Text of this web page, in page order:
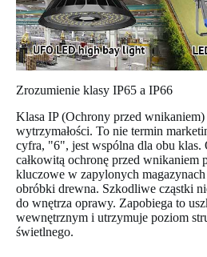
Zrozumienie klasy IP65 a IP66
Klasa IP (Ochrony przed
wytrzymałości. To nie termin
cyfra, "6", jest wspólna dla obu klas.
całkowitą ochronę przed wnikaniem
kluczowe w zapylonych magazynach
obróbki drewna. Szkodliwe cząstki
do wnętrza oprawy. Zapobiega to
wewnętrznym i utrzymuje poziom
świetlnego.